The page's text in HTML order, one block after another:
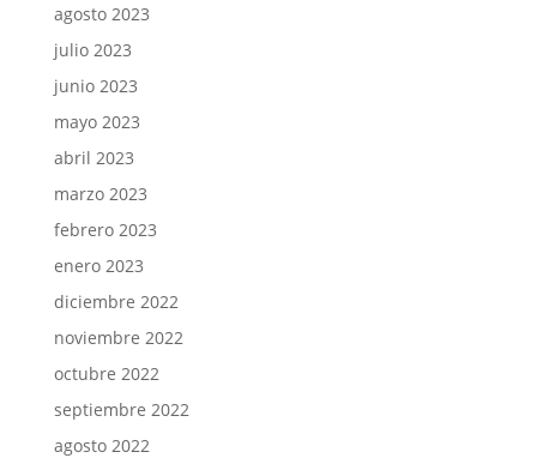
agosto 2023
julio 2023
junio 2023
mayo 2023
abril 2023
marzo 2023
febrero 2023
enero 2023
diciembre 2022
noviembre 2022
octubre 2022
septiembre 2022
agosto 2022